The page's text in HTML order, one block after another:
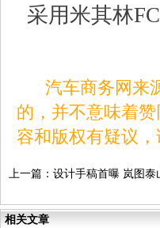
采用米其林
汽车商务网来源
的，并不意味着
容和版权有疑议
上一篇： 设计手稿首曝 岚图
相关文章